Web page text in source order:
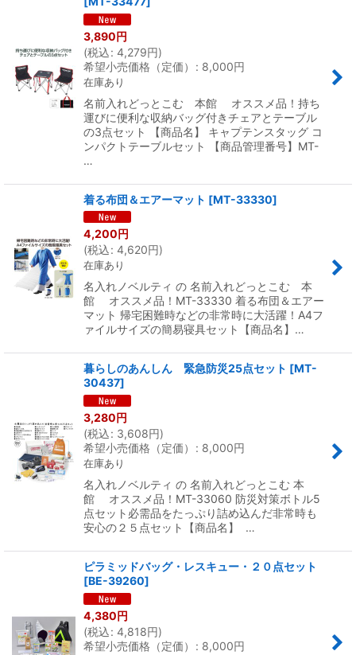
3,890円
(税込: 4,279円)
希望小売価格（定価）
: 8,000円
在庫あり
名前入れどっとこむ 本館 オススメ品！持ち
運びに便利な収納バッグ付きチェアとテーブル
の3点セット 【商品名】 キャプテンスタッグ コ
ンパクトテーブルセット 【商品管理番号】MT-
…
着る布団＆エアーマット [MT-33330]
4,200円
(税込: 4,620円)
在庫あり
名入れノベルティ の 名前入れどっとこむ 本
館 オススメ品！MT-33330 着る布団＆エアー
マット 帰宅困難時などの非常時に大活躍！A4フ
ァイルサイズの簡易寝具セット【商品名】…
暮らしのあんしん 緊急防災25点セット [MT-
30437]
3,280円
(税込: 3,608円)
希望小売価格（定価）
: 8,000円
在庫あり
名入れノベルティ の 名前入れどっとこむ 本
館 オススメ品！MT-33060 防災対策ボトル5
点セット必需品をたっぷり詰め込んだ非常時も
安心の２５点セット【商品名】 …
ピラミッドバッグ・レスキュー・２０点セット
[BE-39260]
4,380円
(税込: 4,818円)
希望小売価格（定価）
: 8,000円